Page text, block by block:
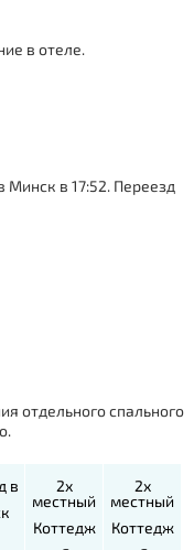
в отеле.
Минск в 17:52. Переезд
отдельного спального
в
2х
местный
Коттедж
2х
местный
Коттедж